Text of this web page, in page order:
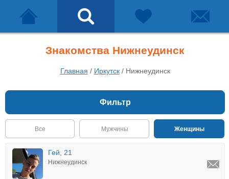
Знакомства Нижнеудинск
Главная / Иркутск/ Нижнеудинск
Фильтр
Все Мужчины Женщины
Гей, 21
Нижнеудинск